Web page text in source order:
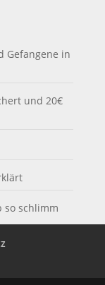
Gefangene in
und 20€
so schlimm